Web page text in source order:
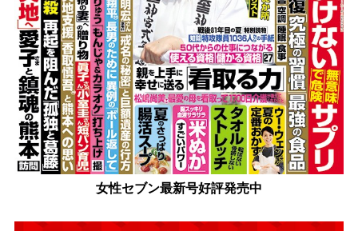
女性セブン最新号好評発売中